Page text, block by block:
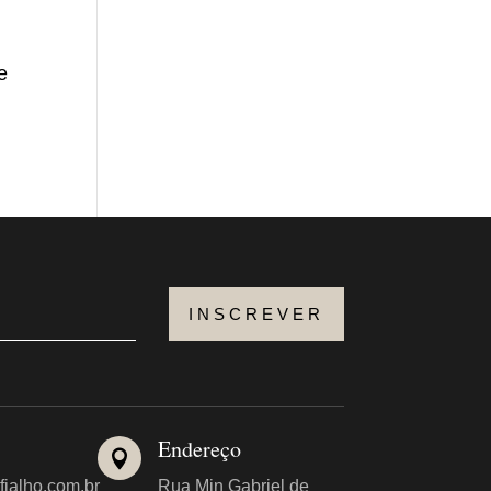
INSCREVER
 Endereço
Rua Min Gabriel de